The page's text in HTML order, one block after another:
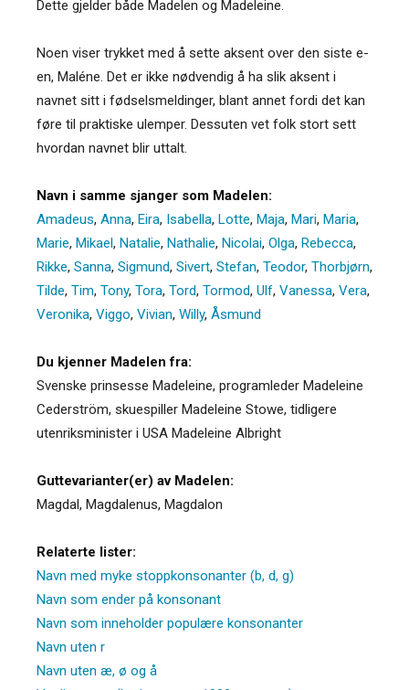
Dette gjelder både Madelen og Madeleine.
Noen viser trykket med å sette aksent over den siste e-
en, Maléne. Det er ikke nødvendig å ha slik aksent i
navnet sitt i fødselsmeldinger, blant annet fordi det kan
føre til praktiske ulemper. Dessuten vet folk stort sett
hvordan navnet blir uttalt.
Navn i samme sjanger som Madelen:
Amadeus, Anna, Eira, Isabella, Lotte, Maja, Mari, Maria,
Marie, Mikael, Natalie, Nathalie, Nicolai, Olga, Rebecca,
Rikke, Sanna, Sigmund, Sivert, Stefan, Teodor, Thorbjørn,
Tilde, Tim, Tony, Tora, Tord, Tormod, Ulf, Vanessa, Vera,
Veronika, Viggo, Vivian, Willy, Åsmund
Du kjenner Madelen fra:
Svenske prinsesse Madeleine, programleder Madeleine
Cederström, skuespiller Madeleine Stowe, tidligere
utenriksminister i USA Madeleine Albright
Guttevarianter(er) av Madelen:
Magdal, Magdalenus, Magdalon
Relaterte lister:
Navn med myke stoppkonsonanter (b, d, g)
Navn som ender på konsonant
Navn som inneholder populære konsonanter
Navn uten r
Navn uten æ, ø og å